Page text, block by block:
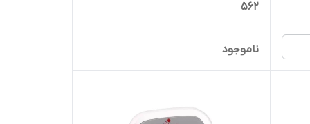
562
ناموجود